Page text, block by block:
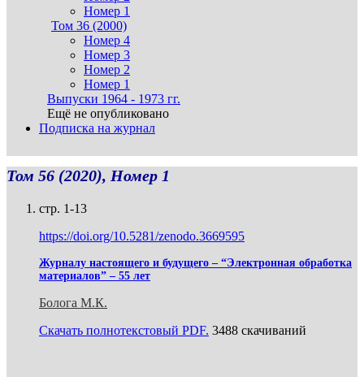
Номер 1
Том 36 (2000)
Номер 4
Номер 3
Номер 2
Номер 1
Выпуски 1964 - 1973 гг.
Ещё не опубликовано
Подписка на журнал
Том 56 (2020), Номер 1
стр. 1-13
https://doi.org/10.5281/zenodo.3669595
Журналу настоящего и будущего – “Электронная обработка
материалов” – 55 лет
Болога М.К.
Скачать полнотекстовый PDF. 3488 скачиваний